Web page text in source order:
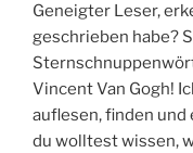
Geneigter Leser,
geschrieben habe?
Vincent Van Gogh!
auflesen, finden
du wolltest wissen,